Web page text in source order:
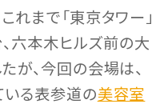
れまで「東京タワー」
、六本木ヒルズ前の大
が、今回の会場は、
いる表参道の美容室